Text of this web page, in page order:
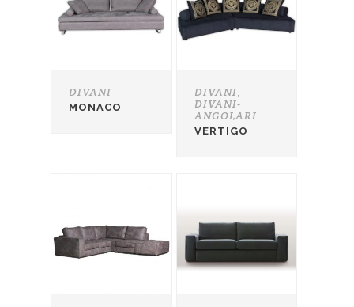
DIVANI
MONACO
DIVANI
DIVANI-
ANGOLARI
VERTIGO